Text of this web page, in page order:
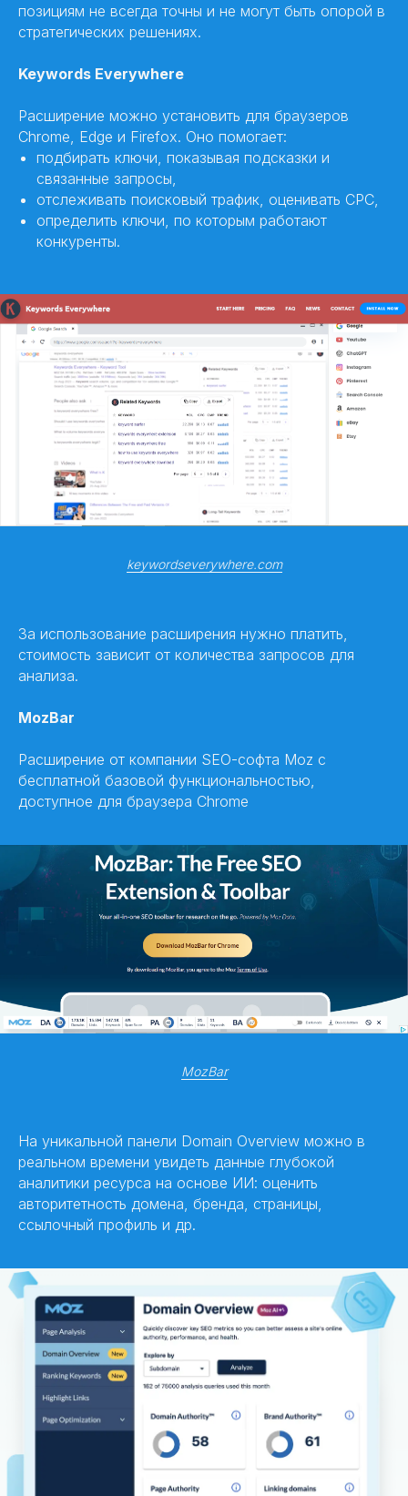
позициям не всегда точны и не могут быть опорой в
стратегических решениях.
Keywords Everywhere
Расширение можно установить для браузеров
Chrome, Edge и Firefox. Оно помогает:
подбирать ключи, показывая подсказки и
связанные запросы,
отслеживать поисковый трафик, оценивать CPC,
определить ключи, по которым работают
конкуренты.
keywordseverywhere.com
За использование расширения нужно платить,
стоимость зависит от количества запросов для
анализа.
MozBar
Расширение от компании SEO-софта Moz с
бесплатной базовой функциональностью,
доступное для браузера Chrome
MozBar
На уникальной панели Domain Overview можно в
реальном времени увидеть данные глубокой
аналитики ресурса на основе ИИ: оценить
авторитетность домена, бренда, страницы,
ссылочный профиль и др.